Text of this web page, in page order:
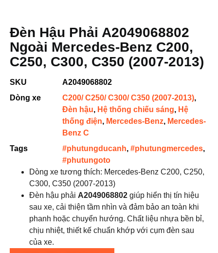
Đèn Hậu Phải A2049068802
Ngoài Mercedes-Benz C200,
C250, C300, C350 (2007-2013)
SKU
A2049068802
Dòng xe
C200/ C250/ C300/ C350 (2007-2013),
Đèn hậu, Hệ thống chiếu sáng, Hệ
thống điện, Mercedes-Benz, Mercedes-
Benz C
Tags
#phutungducanh, #phutungmercedes,
#phutungoto
Dòng xe tương thích: Mercedes-Benz C200, C250,
C300, C350 (2007-2013)
Đèn hậu phải A2049068802 giúp hiển thị tín hiệu
sau xe, cải thiện tầm nhìn và đảm bảo an toàn khi
phanh hoặc chuyển hướng. Chất liệu nhựa bền bỉ,
chịu nhiệt, thiết kế chuẩn khớp với cụm đèn sau
của xe.